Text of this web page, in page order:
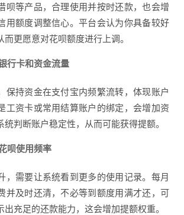
呗等产品，合理使用并按时还款，也会增
用额度调整信心。平台会认为你具备较好
更愿意对花呗额度进行上调。
行卡和资金流量
保持资金在支付宝内频繁流转，体现账户
工资卡或常用结算账户的绑定，会增加资
统判断账户稳定性，从而可能获得提额。
呗使用频率
，需要让系统看到更多的使用记录。每月
并及时还清，不必等到额度用满才还，可
出充足的还款能力，这会增加提额权重。